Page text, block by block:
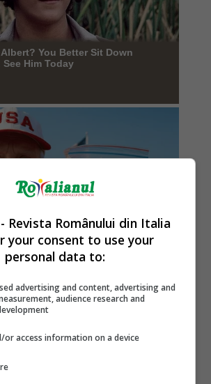
Revista Românului din Italia
your consent to use your
personal data to:
advertising and content, advertising and
audience research and
or access information on a device